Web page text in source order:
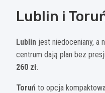
Lublin i
Lublin jest niedoceniany, a
centrum dają plan bez
260 zł.
Toruń to opcja